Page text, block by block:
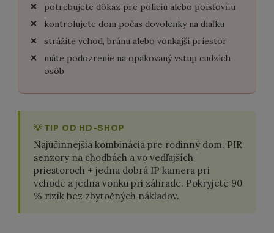
potrebujete dôkaz pre políciu alebo poisťovňu
kontrolujete dom počas dovolenky na diaľku
strážite vchod, bránu alebo vonkajší priestor
máte podozrenie na opakovaný vstup cudzích
osôb
💡 TIP OD HD-SHOP
Najúčinnejšia kombinácia pre rodinný dom: PIR
senzory na chodbách a vo vedľajších
priestoroch + jedna dobrá IP kamera pri
vchode a jedna vonku pri záhrade. Pokryjete 90
% rizík bez zbytočných nákladov.